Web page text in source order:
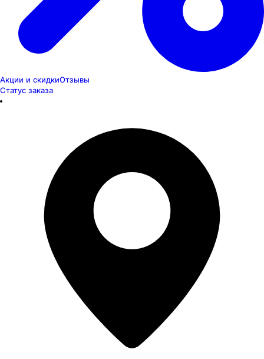
Акции и скидкиОтзывы
Статус заказа